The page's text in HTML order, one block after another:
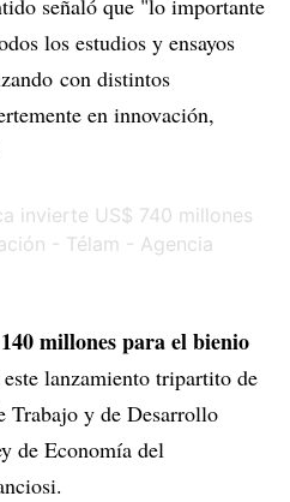
señaló que "lo importante
los estudios y ensayos
con distintos
en innovación,
millones para el bienio
lanzamiento tripartito de
Trabajo y de Desarrollo
de Economía del